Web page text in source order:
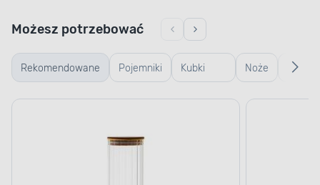
Rekomendowane Pojemniki
szklane
Kubki
termiczne
Noże Koszyki
Możesz potrzebować